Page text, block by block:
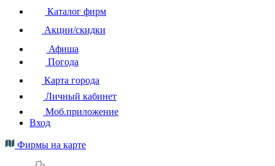
Каталог фирм
Акции/скидки
Афиша
Погода
Карта города
Личный кабинет
Моб.приложение
Вход
Фирмы на карте